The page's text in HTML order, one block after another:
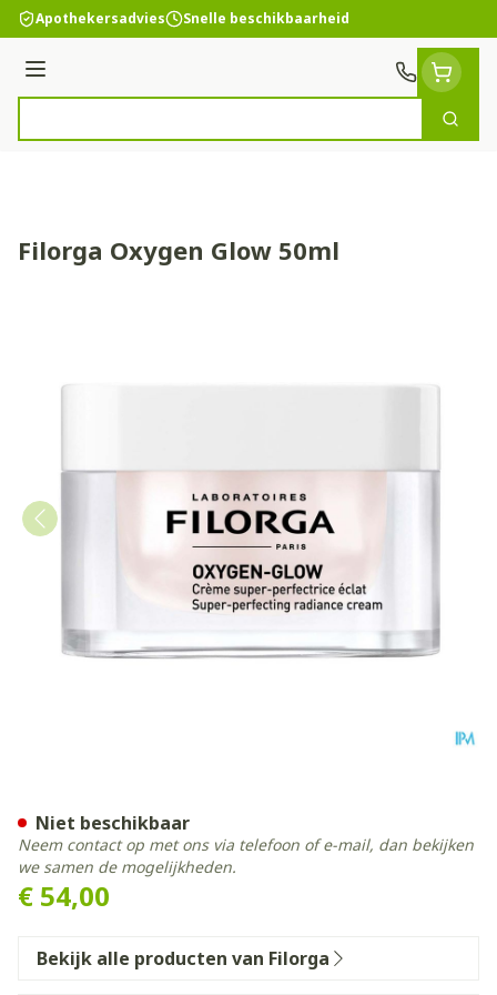
Ga naar de inhoud
Apothekersadvies Snelle beschikbaarheid
Menu
Zoek
Filorga Oxygen Glow 50ml
€ 54,00
Niet beschikbaar
Neem contact op met ons via telefoon of e-mail, dan bekijken
we samen de mogelijkheden.
Bekijk alle producten van Filorga